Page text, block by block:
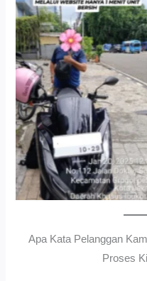
Antar Jemput Kendaraan
Apa Kata Pelanggan
Proses